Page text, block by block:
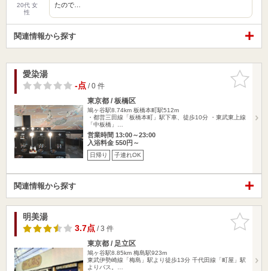
20代 女
性
たので…
関連情報から探す
お気に入
りに追加
愛染湯
-点/ 0 件
東京都 / 板橋区
鳩ヶ谷駅8.74km 板橋本町駅512m
・都営三田線「板橋本町」駅下車、徒歩10分 ・東武東上線
「中板橋」…
営業時間 13:00～23:00
入浴料金 550円～
日帰り 子連れOK
関連情報から探す
お気に入
りに追加
明美湯
3.7点/ 3 件
東京都 / 足立区
鳩ヶ谷駅8.85km 梅島駅923m
東武伊勢崎線「梅島」駅より徒歩13分 千代田線「町屋」駅
よりバス。…